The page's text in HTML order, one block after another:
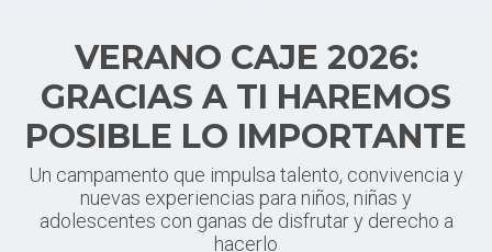
VERANO CAJE 2026:
GRACIAS A TI HAREMOS
POSIBLE LO IMPORTANTE
Un campamento que impulsa talento, convivencia y
nuevas experiencias para niños, niñas y
adolescentes con ganas de disfrutar y derecho a
hacerlo